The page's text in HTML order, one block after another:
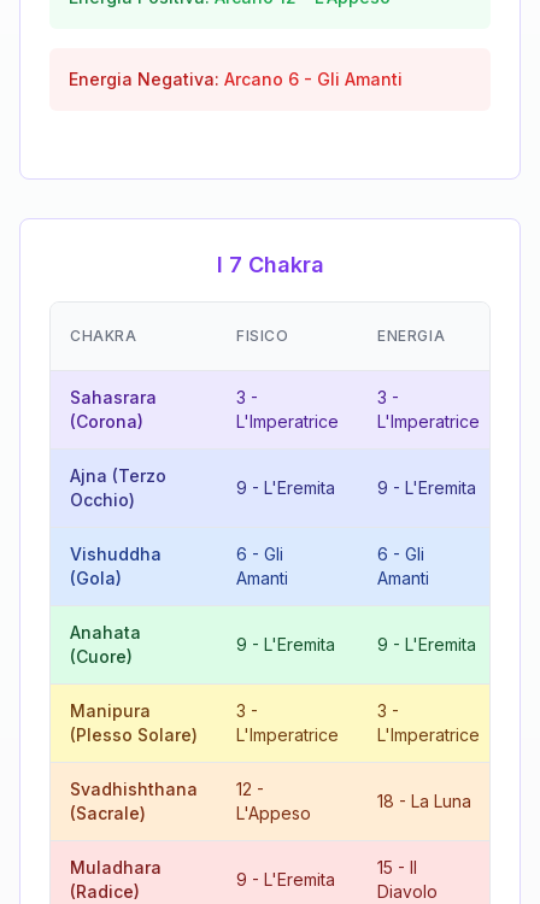
Energia Negativa: Arcano 6 - Gli Amanti
I 7 Chakra
CHAKRA FISICO ENERGIA
Sahasrara
(Corona)
3 -
L'Imperatrice
3 -
L'Imperatrice
Ajna (Terzo
Occhio)
9 - L'Eremita 9 - L'Eremita
Vishuddha
(Gola)
6 - Gli
Amanti
6 - Gli
Amanti
Anahata
(Cuore)
9 - L'Eremita 9 - L'Eremita
Manipura
(Plesso Solare)
3 -
L'Imperatrice
3 -
L'Imperatrice
Svadhishthana
(Sacrale)
12 -
L'Appeso
18 - La Luna
Muladhara
(Radice)
9 - L'Eremita
15 - Il
Diavolo